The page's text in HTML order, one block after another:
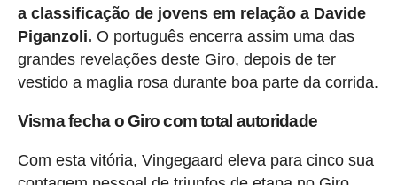
a classificação de jovens em relação a Davide
Piganzoli. O português encerra assim uma das
grandes revelações deste Giro, depois de ter
vestido a maglia rosa durante boa parte da corrida.
Visma fecha o Giro com total autoridade
Com esta vitória, Vingegaard eleva para cinco sua